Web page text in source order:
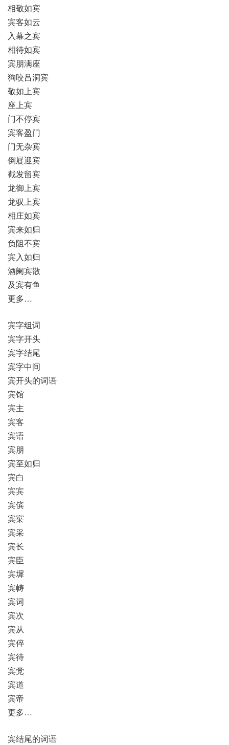
相敬如宾
宾客如云
入幕之宾
相待如宾
宾朋满座
狗咬吕洞宾
敬如上宾
座上宾
门不停宾
宾客盈门
门无杂宾
倒屣迎宾
截发留宾
龙御上宾
龙驭上宾
相庄如宾
宾来如归
负阻不宾
宾入如归
酒阑宾散
及宾有鱼
更多…
宾字组词
宾字开头
宾字结尾
宾字中间
宾开头的词语
宾馆
宾主
宾客
宾语
宾朋
宾至如归
宾白
宾宾
宾傧
宾寀
宾采
宾长
宾臣
宾墀
宾帱
宾词
宾次
宾从
宾倅
宾待
宾党
宾道
宾帝
更多…
宾结尾的词语